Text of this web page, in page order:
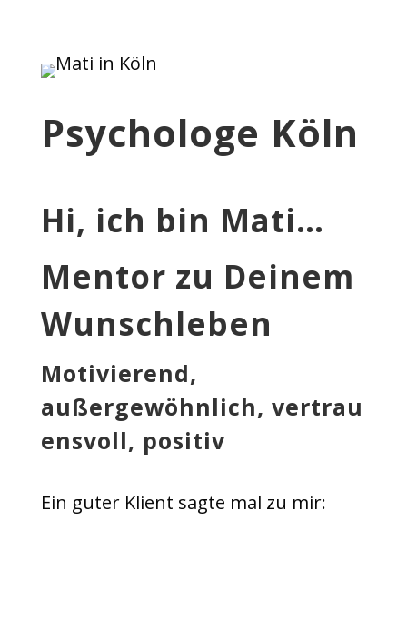
Psychologe Köln
Hi, ich bin Mati…
Mentor zu Deinem
Wunschleben
Motivierend,
außergewöhnlich, vertrau
ensvoll, positiv
Ein guter Klient sagte mal zu mir: